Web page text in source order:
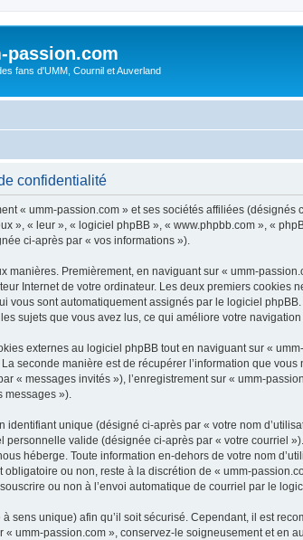
passion.com
fans d'UMM, Cournil et Auverland
confidentialité
« umm-passion.com » et ses sociétés affiliées
», « leur », « logiciel phpBB », « www.phpbb.com », «
ci-après par « vos informations »).
manières. Premièrement, en naviguant sur « umm-
Internet de votre ordinateur. Les deux premiers
vous sont automatiquement assignés par le logiciel
sujets que vous avez lus, ce qui améliore votre navigation
externes au logiciel phpBB tout en naviguant sur «
seconde manière est de récupérer l’information que
« messages invités »), l’enregistrement sur « umm-
messages »).
identifiant unique (désigné ci-après par « votre nom
personnelle valide (désignée ci-après par « votre courriel
héberge. Toute information en-dehors de votre nom
obligatoire ou non, reste à la discrétion de « umm-
ou non à l’envoi automatique de courriel par le
sens unique) afin qu’il soit sécurisé. Cependant, il est
« umm-passion.com », conservez-le soigneusement et